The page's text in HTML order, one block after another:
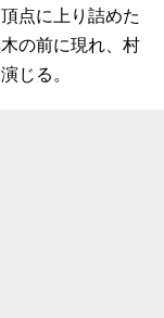
点に上り詰めた
の前に現れ、村
じる。